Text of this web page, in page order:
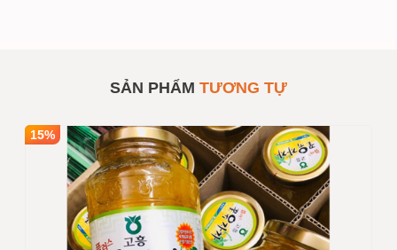
SẢN PHẨM TƯƠNG TỰ
15%